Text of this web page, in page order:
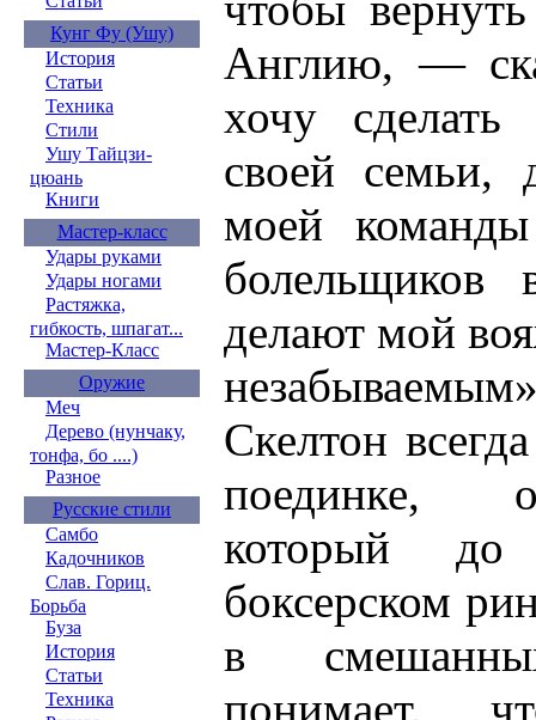
Кунг Фу (Ушу)
История
Статьи
Техника
Стили
Ушу Тайцзи-
цюань
Книги
Мастер-класс
Удары руками
Удары ногами
Растяжка,
гибкость, шпагат...
Мастер-Класс
Оружие
Меч
Дерево (нунчаку,
тонфа, бо ....)
Разное
Русские стили
Самбо
Кадочников
Слав. Гориц.
Борьба
Буза
История
Статьи
Техника
Англию, —
хочу
своей семьи,
моей
болельщиков
делают мой
Скелтон
поединке,
который до
боксерском
в
понимает,